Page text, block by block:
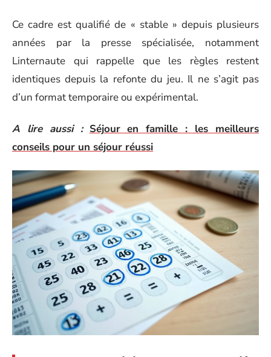
Ce cadre est qualifié de « stable » depuis plusieurs
années par la presse spécialisée, notamment
Linternaute qui rappelle que les règles restent
identiques depuis la refonte du jeu. Il ne s’agit pas
d’un format temporaire ou expérimental.
A lire aussi : Séjour en famille : les meilleurs
conseils pour un séjour réussi